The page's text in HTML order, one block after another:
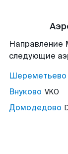
Направление
следующие
Шереметьево
Внуково VKO
Домодедово